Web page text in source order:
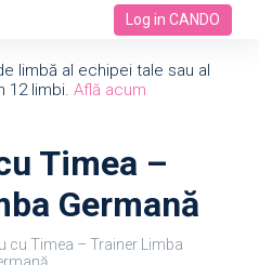
Log in CANDO
limbă al echipei tale sau al
12 limbi. Află acum
Timea –
Germană
cu Timea – Trainer Limba